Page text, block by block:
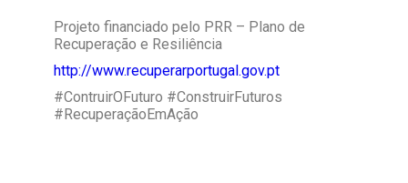
Projeto financiado pelo PRR – Plano de
Recuperação e Resiliência
http://www.recuperarportugal.gov.pt
#ContruirOFuturo #ConstruirFuturos
#RecuperaçãoEmAção